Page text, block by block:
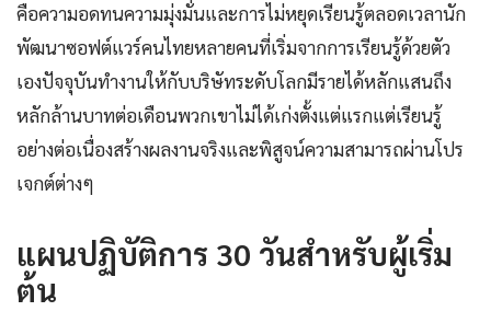
คือความอดทนความมุ่งมั่นและการไม่หยุดเรียนรู้ตลอดเวลานัก
พัฒนาซอฟต์แวร์คนไทยหลายคนที่เริ่มจากการเรียนรู้ด้วยตัว
เองปัจจุบันทำงานให้กับบริษัทระดับโลกมีรายได้หลักแสนถึง
หลักล้านบาทต่อเดือนพวกเขาไม่ได้เก่งตั้งแต่แรกแต่เรียนรู้
อย่างต่อเนื่องสร้างผลงานจริงและพิสูจน์ความสามารถผ่านโปร
เจกต์ต่างๆ
แผนปฏิบัติการ 30 วันสำหรับผู้เริ่ม
ต้น